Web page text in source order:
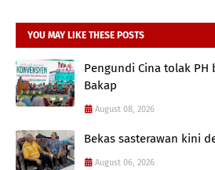
YOU MAY LIKE THESE POSTS
Pengundi Cina tolak PH
Bakap
August 08, 2026
Bekas sasterawan kini
August 06, 2026